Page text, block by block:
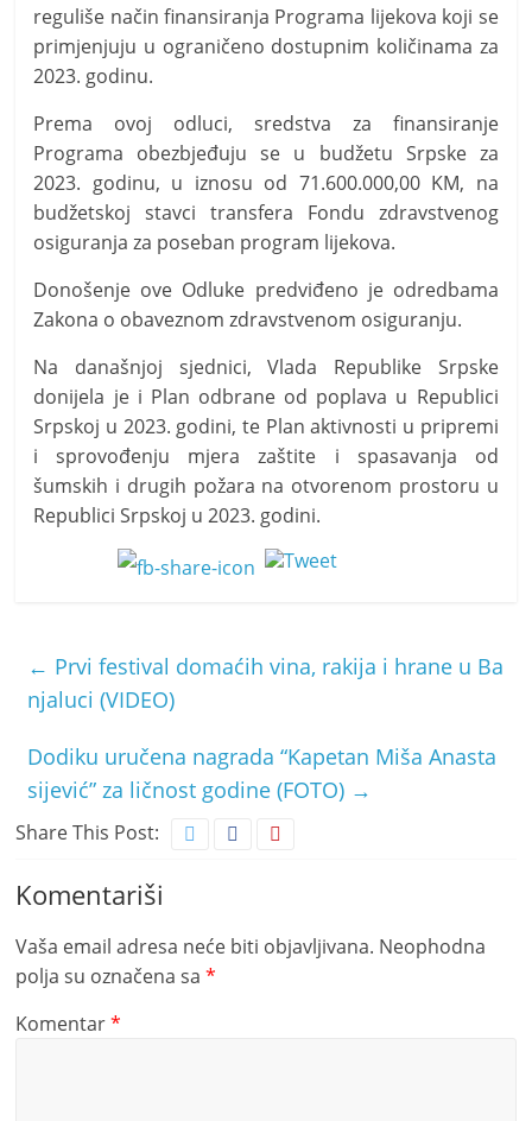
reguliše način finansiranja Programa lijekova koji se
primjenjuju u ograničeno dostupnim količinama za
2023. godinu.
Prema ovoj odluci, sredstva za finansiranje
Programa obezbjeđuju se u budžetu Srpske za
2023. godinu, u iznosu od 71.600.000,00 KM, na
budžetskoj stavci transfera Fondu zdravstvenog
osiguranja za poseban program lijekova.
Donošenje ove Odluke predviđeno je odredbama
Zakona o obaveznom zdravstvenom osiguranju.
Na današnjoj sjednici, Vlada Republike Srpske
donijela je i Plan odbrane od poplava u Republici
Srpskoj u 2023. godini, te Plan aktivnosti u pripremi
i sprovođenju mjera zaštite i spasavanja od
šumskih i drugih požara na otvorenom prostoru u
Republici Srpskoj u 2023. godini.
← Prvi festival domaćih vina, rakija i hrane u Ba
njaluci (VIDEO)
Dodiku uručena nagrada “Kapetan Miša Anasta
sijević” za ličnost godine (FOTO) →
Share This Post:
Komentariši
Vaša email adresa neće biti objavljivana. Neophodna
polja su označena sa*
Komentar*